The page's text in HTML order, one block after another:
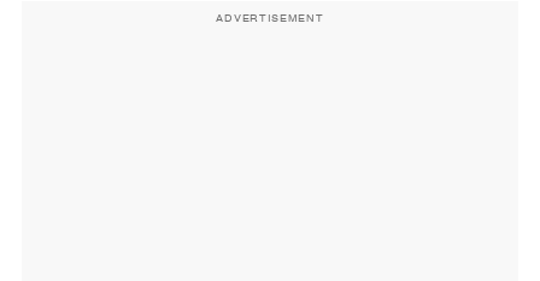
ADVERTISEMENT